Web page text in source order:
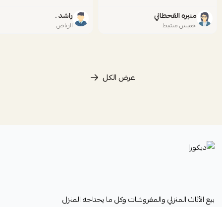
منيره القحطاني
خميس مشيط
راشد .
الرياض
عرض الكل
ديكورا
بيع الأثاث المنزلي والمفروشات وكل ما يحتاجه المنزل